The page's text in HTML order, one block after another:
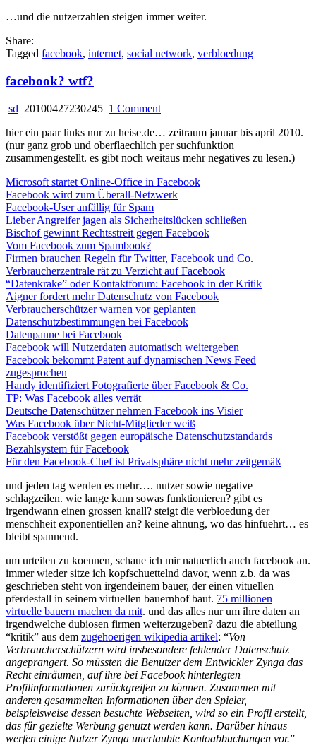
…und die nutzerzahlen steigen immer weiter.
Share:
Tagged facebook, internet, social network, verbloedung
facebook? wtf?
sd 20100427230245 1 Commenton
wtf?
hier ein paar links nur zu heise.de… zeitraum januar bis april 2010.
(nur ganz grob und oberflaechlich per suchfunktion
zusammengestellt. es gibt noch weitaus mehr negatives zu lesen.)
Microsoft startet Online-Office in Facebook
Facebook wird zum Überall-Netzwerk
Facebook-User anfällig für Spam
Lieber Angreifer jagen als Sicherheitslücken schließen
Bischof gewinnt Rechtsstreit gegen Facebook
Vom Facebook zum Spambook?
Firmen brauchen Regeln für Twitter, Facebook und Co.
Verbraucherzentrale rät zu Verzicht auf Facebook
“Datenkrake” oder Kontaktforum: Facebook in der Kritik
Aigner fordert mehr Datenschutz von Facebook
Verbraucherschützer warnen vor geplanten
Datenschutzbestimmungen bei Facebook
Datenpanne bei Facebook
Facebook will Nutzerdaten automatisch weitergeben
Facebook bekommt Patent auf dynamischen News Feed
zugesprochen
Handy identifiziert Fotografierte über Facebook & Co.
TP: Was Facebook alles verrät
Deutsche Datenschützer nehmen Facebook ins Visier
Was Facebook über Nicht-Mitglieder weiß
Facebook verstößt gegen europäische Datenschutzstandards
Bezahlsystem für Facebook
Für den Facebook-Chef ist Privatsphäre nicht mehr zeitgemäß
und jeden tag werden es mehr…. nutzer sowie negative
schlagzeilen. wie lange kann sowas funktionieren? gibt es
irgendwann einen grossen knall? steigt die verbloedung der
menschheit exponentiellen an? keine ahnung, wo das hinfuehrt… es
bleibt spannend.
um urteilen zu koennen, schaue ich mir natuerlich auch facebook an.
immer wieder sitze ich kopfschuettelnd davor, wenn z.b. da was
geschrieben steht von irgendeinem bauer, der einen vituellen
pferdestall in seinem virtuellen bauernhof baut. 75 millionen
virtuelle bauern machen da mit. und das alles nur um ihre daten an
irgendwelche dubiosen firmen weiterzugeben? dazu die abteilung
“kritik” aus dem zugehoerigen wikipedia artikel: “Von
Verbraucherschützern wird insbesondere fehlender Datenschutz
angeprangert. So müssten die Benutzer dem Entwickler Zynga das
Recht einräumen, auf ihre bei Facebook hinterlegten
Profilinformationen zurückgreifen zu können. Zusammen mit
anderen gesammelten Informationen über den Spieler,
beispielsweise dessen besuchte Webseiten, wird so ein Profil erstellt,
das für gezielte Werbung genutzt werden kann. Darüber hinaus
werfen einige Nutzer Zynga unerlaubte Kontoabbuchungen vor.”